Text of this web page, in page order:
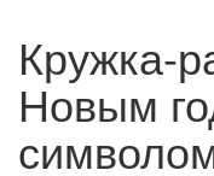
Кружка-
Новым